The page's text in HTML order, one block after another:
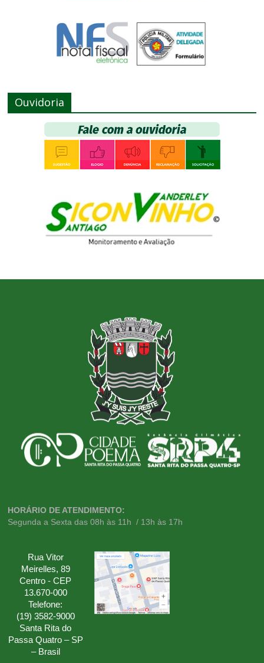
Ouvidoria
HORÁRIO DE ATENDIMENTO:
Segunda a Sexta das 08h às 11h / 13h às 17h
Rua Vitor
Meirelles, 89
Centro - CEP
13.670-000
Telefone:
(19) 3582-9000
Santa Rita do
Passa Quatro – SP
– Brasil